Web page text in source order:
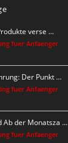
verse …
fuer Anfaenger
Der Punkt …
fuer Anfaenger
Ab der Monatsza …
fuer Anfaenger